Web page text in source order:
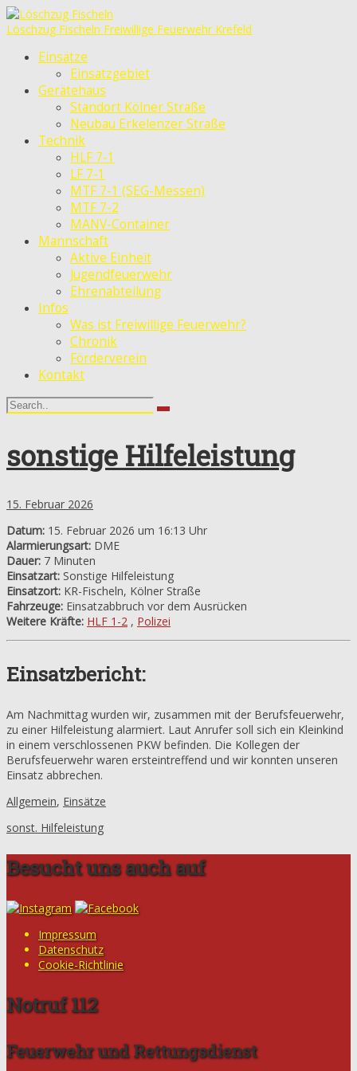
Löschzug Fischeln Freiwillige Feuerwehr Krefeld
Einsätze
Einsatzgebiet
Gerätehaus
Standort Kölner Straße
Neubau Erkelenzer Straße
Technik
HLF 7-1
LF 7-1
MTF 7-1 (SEG-Messen)
MTF 7-2
MANV-Container
Mannschaft
Aktive Einheit
Jugendfeuerwehr
Ehrenabteilung
Infos
Was ist Freiwillige Feuerwehr?
Chronik
Förderverein
Kontakt
sonstige Hilfeleistung
15. Februar 2026
Datum: 15. Februar 2026 um 16:13 Uhr
Alarmierungsart: DME
Dauer: 7 Minuten
Einsatzart: Sonstige Hilfeleistung
Einsatzort: KR-Fischeln, Kölner Straße
Fahrzeuge: Einsatzabbruch vor dem Ausrücken
Weitere Kräfte: HLF 1-2 , Polizei
Einsatzbericht:
Am Nachmittag wurden wir, zusammen mit der Berufsfeuerwehr,
zu einer Hilfeleistung alarmiert. Laut Anrufer soll sich ein Kleinkind
in einem verschlossenen PKW befinden. Die Kollegen der
Berufsfeuerwehr waren ersteintreffend und wir konnten unseren
Einsatz abbrechen.
Allgemein, Einsätze
sonst. Hilfeleistung
Besucht uns auch auf
Impressum
Datenschutz
Cookie-Richtlinie
Notruf 112
Feuerwehr und Rettungsdienst